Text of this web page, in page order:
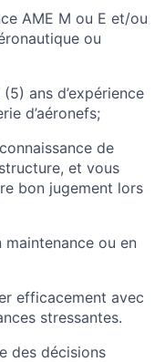
AME M ou E et/ou
ou
ans d’expérience
d’aéronefs;
de
et vous
bon jugement lors
ou en
efficacement avec
stressantes.
des décisions